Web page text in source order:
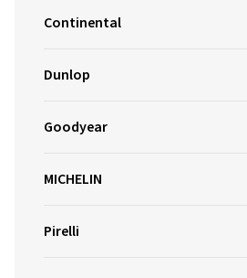
Continental
Dunlop
Goodyear
MICHELIN
Pirelli